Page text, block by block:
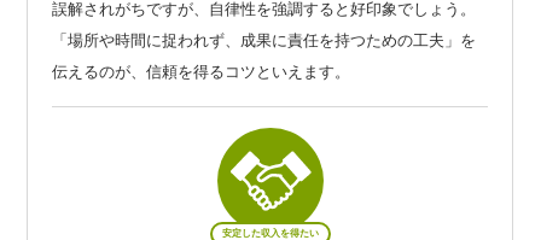
誤解されがちですが、自律性を強調すると好印象でしょう。
「場所や時間に捉われず、成果に責任を持つための工夫」を
伝えるのが、信頼を得るコツといえます。
安定した収入を得たい